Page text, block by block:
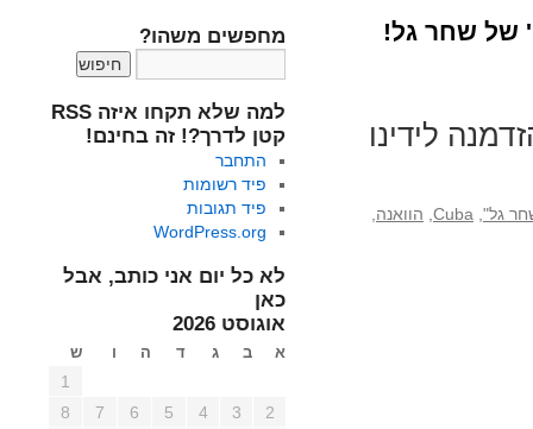
של שחר גל!
לידינו
גל" Cuba הוואנה
מחפשים משהו?
למה שלא תקחו איזה RSS
קטן לדרך?! זה בחינם!
התחבר
פיד רשומות
פיד תגובות
WordPress.org
לא כל יום אני כותב, אבל
כאן
אוגוסט 2026
א ב ג ד ה ו ש
1
2
3
4
5
6
7
8